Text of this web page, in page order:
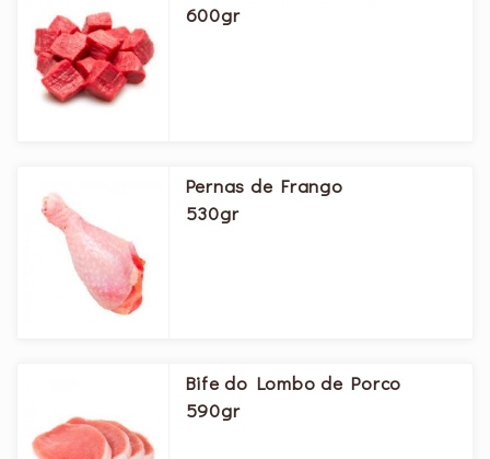
600gr
Pernas de Frango
530gr
Bife do Lombo de Porco
590gr